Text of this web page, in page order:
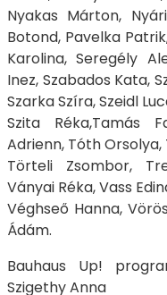
Nyakas Márton,
Botond, Pavelka
Karolina, Seregély
Inez, Szabados Kata,
Szarka Szíra, Szeidl
Szita Réka,Tamás
Adrienn, Tóth
Törteli Zsombor,
Ványai Réka, Vass
Véghseő Hanna,
Ádám.
Bauhaus Up!
Szigethy Anna